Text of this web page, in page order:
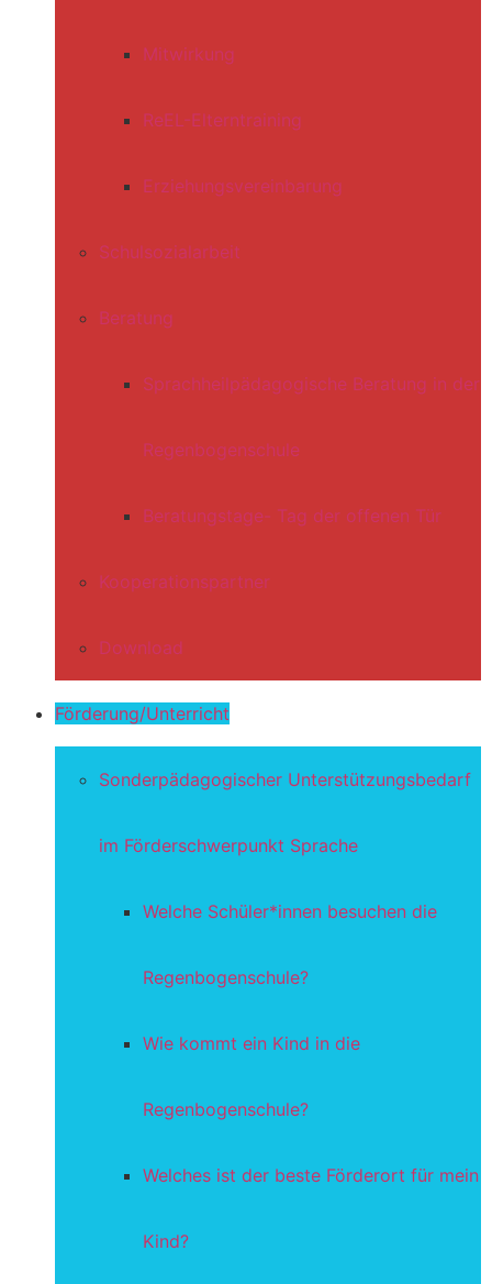
Mitwirkung
ReEL-Elterntraining
Erziehungsvereinbarung
Schulsozialarbeit
Beratung
Sprachheilpädagogische Beratung in der
Regenbogenschule
Beratungstage- Tag der offenen Tür
Kooperationspartner
Download
Förderung/Unterricht
Sonderpädagogischer Unterstützungsbedarf
im Förderschwerpunkt Sprache
Welche Schüler*innen besuchen die
Regenbogenschule?
Wie kommt ein Kind in die
Regenbogenschule?
Welches ist der beste Förderort für mein
Kind?